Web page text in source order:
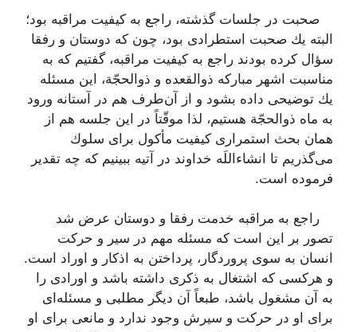
صحبت در جلسات گذشته، راجع به كیفیت مراقبه بود؛
البته یك صحبت استطرادی بود، چون كه دوستان و رفقا
سؤال كرده بودند راجع به كیفیت مراقبه، گفتیم كه به
مناسبت اشهر مباركه ذوالقعده و ذوالحجّة، این مسئله
یك توضیحی داده بشود و از آن‌طرف هم در آستانه ورود
به ماه ذوالحجّة هستیم، لذا موقّتاً در این جلسه هم از
همان بحث استمراری كیفیت مأكول برای سلوك
می‌گذریم تا انشاءاللَه خداوند در آتیه ببینیم كه چه تقدیر
فرموده است.
راجع به مراقبه خدمت رفقا و دوستان عرض شد
تصور بر این است كه مسئله مهم در سیر و حركت
انسان به سوی پروردگار، پرداختن به اذكار و اوراد است.
و هركسی كه اشتغال به ذكری داشته باشد و اورادی را
به آن مشغول باشد، طبعاً آن دیگر مطلبی و مسئله‌ای
برای او در حركت و سیرش وجود ندارد و مانعی برای او